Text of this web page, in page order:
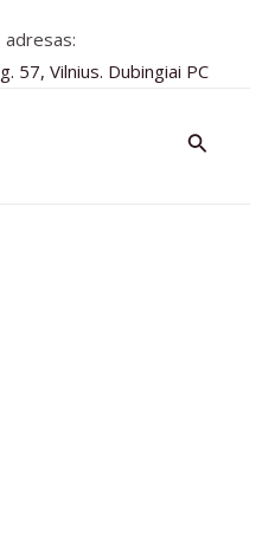
57, Vilnius. Dubingiai PC
Paieška